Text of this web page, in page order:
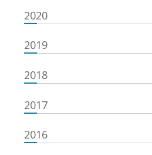
2020
2019
2018
2017
2016